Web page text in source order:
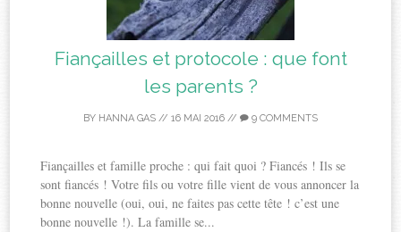
Fiançailles et protocole : que font
les parents ?
BY HANNA GAS // 16 MAI 2016 // 9 COMMENTS
Fiançailles et famille proche : qui fait quoi ? Fiancés ! Ils se
sont fiancés ! Votre fils ou votre fille vient de vous annoncer la
bonne nouvelle (oui, oui, ne faites pas cette tête ! c’est une
bonne nouvelle !). La famille se...